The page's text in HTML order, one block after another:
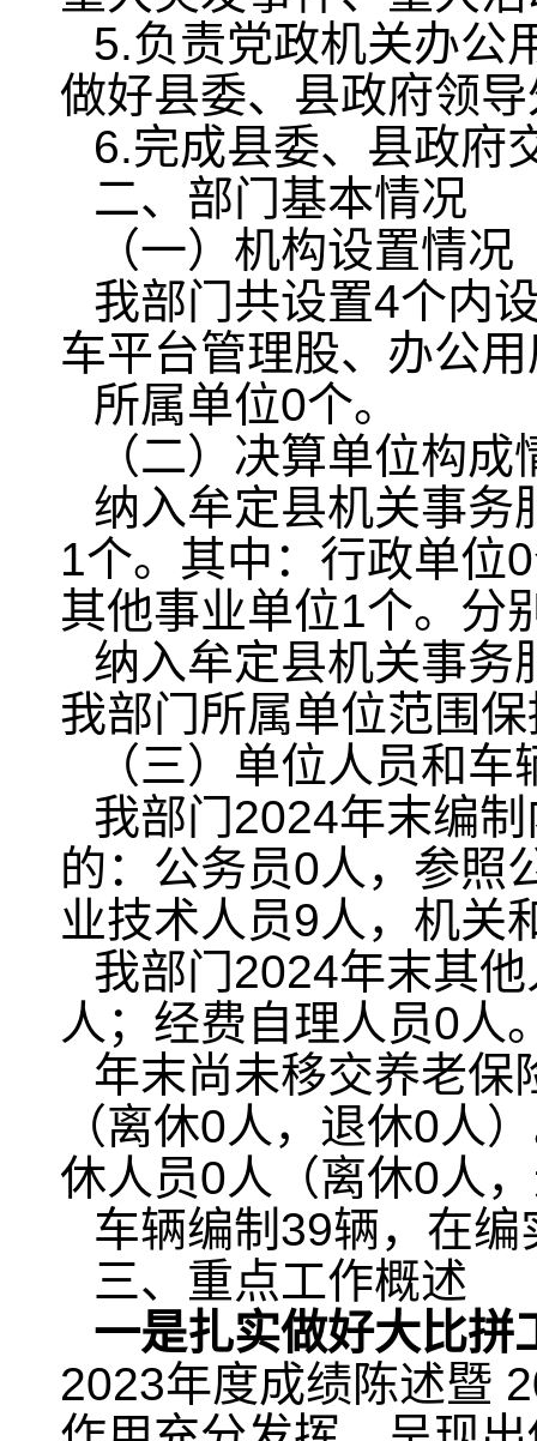
5.负责党政机关办公
做好县委、县政府领
6.完成县委、县政府
二、部门基本情况
（一）机构设置情况
我部门共设置4个内
车平台管理股、办公
所属单位0个。
（二）决算单位构成
纳入牟定县机关事务
1个。其中：行政单位
其他事业单位1个。分
纳入牟定县机关事务
我部门所属单位范围
（三）单位人员和
我部门2024年末编
的：公务员0人，参照
业技术人员9人，机关
我部门2024年末其
人；经费自理人员0人
年末尚未移交养老保
（离休0人，退休0人
休人员0人（离休0人
车辆编制39辆，在
三、重点工作概述
一是扎实做好大比拼
2023年度成绩陈述暨